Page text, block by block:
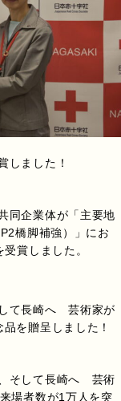
ました！
同企業体が「主要地
橋脚補強）」にお
賞しました。
て長崎へ 芸術家が
を贈呈しました！
そして長崎へ 芸術
場者数が1万人を突